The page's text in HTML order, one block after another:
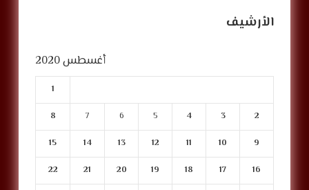
الأرشيف
أغسطس 2020
1
2
3
4
5
6
7
8
9
10
11
12
13
14
15
16
17
18
19
20
21
22